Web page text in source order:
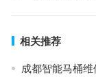
相关推荐
成都智能马桶